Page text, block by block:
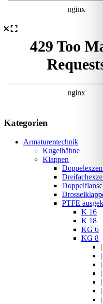
Kategorien
Armaturentechnik
Kugelhähne
Klappen
PTFE
K 16
K 18
KG 6
KG 8